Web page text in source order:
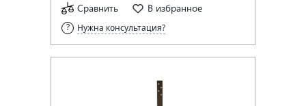
Сравнить В избранное
Нужна консультация?